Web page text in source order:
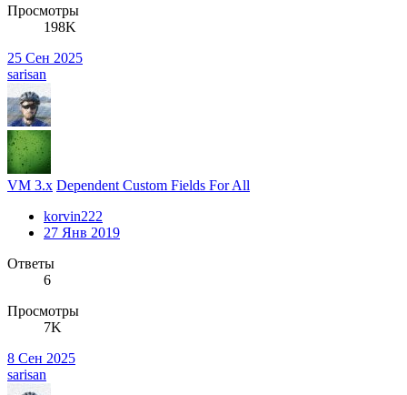
Просмотры
198K
25 Сен 2025
sarisan
VM 3.x Dependent Custom Fields For All
korvin222
27 Янв 2019
Ответы
6
Просмотры
7K
8 Сен 2025
sarisan